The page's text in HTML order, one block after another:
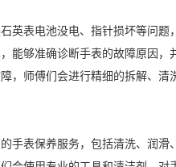
英表电池没电、指针损坏等问题
能够准确诊断手表的故障原因，
，师傅们会进行精细的拆解、清
手表保养服务，包括清洗、润滑